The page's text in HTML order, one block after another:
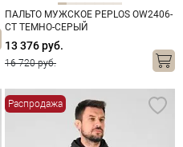
ПАЛЬТО МУЖСКОЕ PEPLOS OW2406-
CT ТЕМНО-СЕРЫЙ
13 376 руб.
16 720 руб.
Распродажа